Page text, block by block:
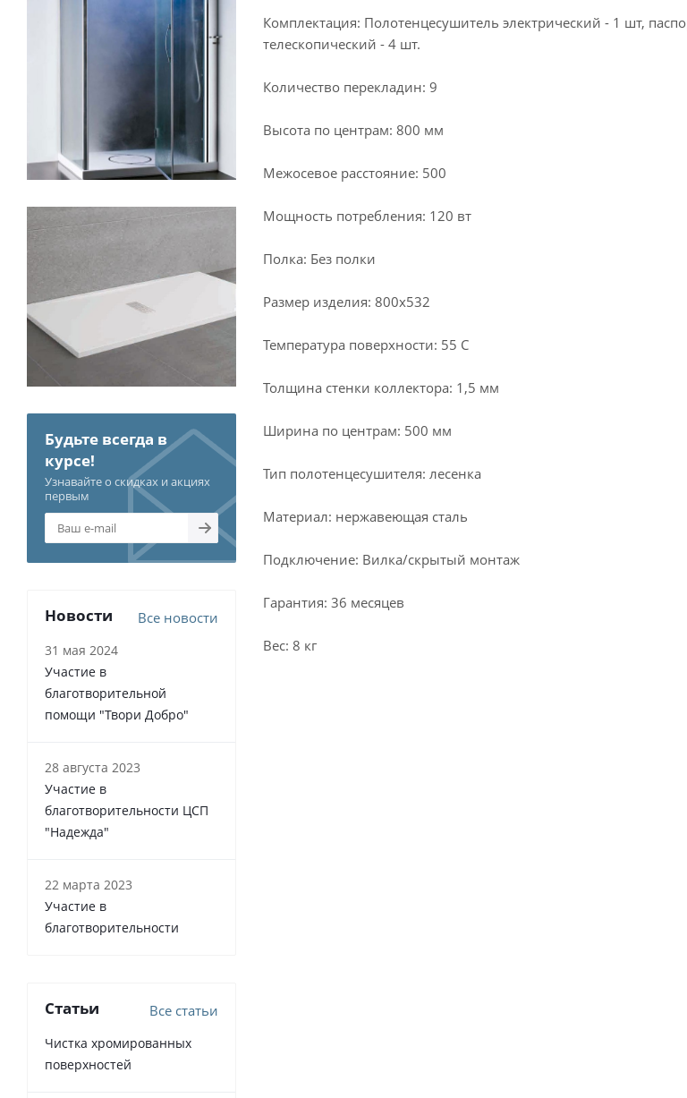
Комплектация: Полотенцесушитель электрический - 1 шт,
телескопический - 4 шт.
Количество перекладин: 9
Высота по центрам: 800 мм
Межосевое расстояние: 500
Мощность потребления: 120 вт
Полка: Без полки
Размер изделия: 800х532
Температура поверхности: 55 С
Толщина стенки коллектора: 1,5 мм
Ширина по центрам: 500 мм
Тип полотенцесушителя: лесенка
Материал: нержавеющая сталь
Подключение: Вилка/скрытый монтаж
Гарантия: 36 месяцев
Вес: 8 кг
Будьте всегда в
курсе!
Узнавайте о скидках и акциях
первым
Новости Все новости
31 мая 2024
Участие в
благотворительной
помощи "Твори Добро"
28 августа 2023
Участие в
благотворительности ЦСП
"Надежда"
22 марта 2023
Участие в
благотворительности
Статьи Все статьи
Чистка хромированных
поверхностей